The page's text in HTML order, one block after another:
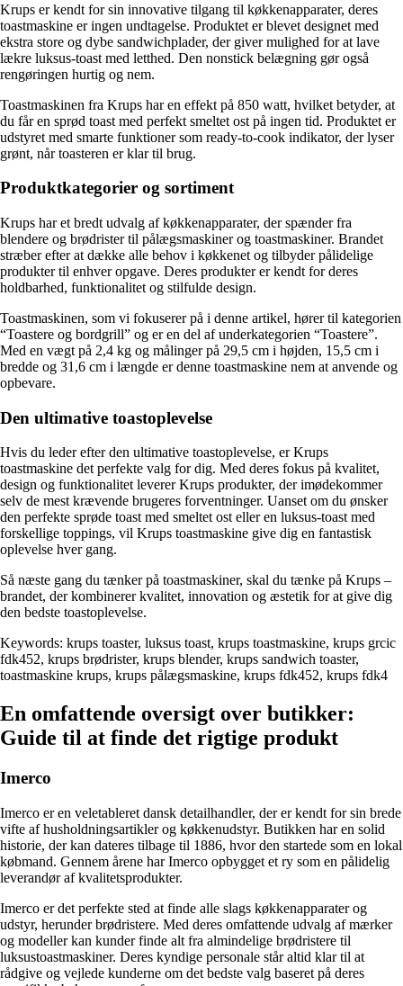
Krups er kendt for sin innovative tilgang til køkkenapparater, deres
toastmaskine er ingen undtagelse. Produktet er blevet designet med
ekstra store og dybe sandwichplader, der giver mulighed for at lave
lækre luksus-toast med letthed. Den nonstick belægning gør også
rengøringen hurtig og nem.
Toastmaskinen fra Krups har en effekt på 850 watt, hvilket betyder, at
du får en sprød toast med perfekt smeltet ost på ingen tid. Produktet er
udstyret med smarte funktioner som ready-to-cook indikator, der lyser
grønt, når toasteren er klar til brug.
Produktkategorier og sortiment
Krups har et bredt udvalg af køkkenapparater, der spænder fra
blendere og brødrister til pålægsmaskiner og toastmaskiner. Brandet
stræber efter at dække alle behov i køkkenet og tilbyder pålidelige
produkter til enhver opgave. Deres produkter er kendt for deres
holdbarhed, funktionalitet og stilfulde design.
Toastmaskinen, som vi fokuserer på i denne artikel, hører til kategorien
“Toastere og bordgrill” og er en del af underkategorien “Toastere”.
Med en vægt på 2,4 kg og målinger på 29,5 cm i højden, 15,5 cm i
bredde og 31,6 cm i længde er denne toastmaskine nem at anvende og
opbevare.
Den ultimative toastoplevelse
Hvis du leder efter den ultimative toastoplevelse, er Krups
toastmaskine det perfekte valg for dig. Med deres fokus på kvalitet,
design og funktionalitet leverer Krups produkter, der imødekommer
selv de mest krævende brugeres forventninger. Uanset om du ønsker
den perfekte sprøde toast med smeltet ost eller en luksus-toast med
forskellige toppings, vil Krups toastmaskine give dig en fantastisk
oplevelse hver gang.
Så næste gang du tænker på toastmaskiner, skal du tænke på Krups –
brandet, der kombinerer kvalitet, innovation og æstetik for at give dig
den bedste toastoplevelse.
Keywords: krups toaster, luksus toast, krups toastmaskine, krups grcic
fdk452, krups brødrister, krups blender, krups sandwich toaster,
toastmaskine krups, krups pålægsmaskine, krups fdk452, krups fdk4
En omfattende oversigt over butikker:
Guide til at finde det rigtige produkt
Imerco
Imerco er en veletableret dansk detailhandler, der er kendt for sin brede
vifte af husholdningsartikler og køkkenudstyr. Butikken har en solid
historie, der kan dateres tilbage til 1886, hvor den startede som en lokal
købmand. Gennem årene har Imerco opbygget et ry som en pålidelig
leverandør af kvalitetsprodukter.
Imerco er det perfekte sted at finde alle slags køkkenapparater og
udstyr, herunder brødristere. Med deres omfattende udvalg af mærker
og modeller kan kunder finde alt fra almindelige brødristere til
luksustoastmaskiner. Deres kyndige personale står altid klar til at
rådgive og vejlede kunderne om det bedste valg baseret på deres